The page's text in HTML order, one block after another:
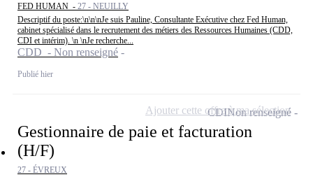
FED HUMAN - 27 - NEUILLY
Descriptif du poste:\n\n\nJe suis Pauline, Consultante Exécutive chez Fed Human,
cabinet spécialisé dans le recrutement des métiers des Ressources Humaines (CDD,
CDI et intérim). \n \nJe recherche...
CDD - Non renseigné
Publié hier
Gestionnaire de paie et facturation
(H/F)
27 - ÉVREUX
CDINon renseigné
Ajouter cette offre à ma sélection